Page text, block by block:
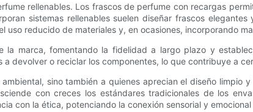
rellenables. Los frascos de perfume con recargas
sistemas rellenables suelen diseñar frascos
reducido de materiales y, en ocasiones, incorporando
marca, fomentando la fidelidad a largo plazo y
devolver o reciclar los componentes, lo que contribuye a
sino también a quienes aprecian el diseño limpio
con creces los estándares tradicionales de los
con la ética, potenciando la conexión sensorial y